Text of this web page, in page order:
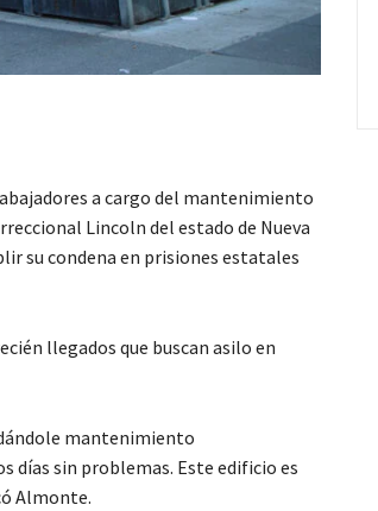
a cargo del mantenimiento
Lincoln del estado de Nueva
su condena en prisiones estatales
llegados que buscan asilo en
mantenimiento
días sin problemas. Este edificio es
Almonte.